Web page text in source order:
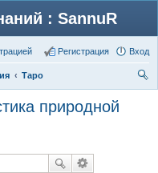
: SannuR
Вход
Регистрация
Таро
природной